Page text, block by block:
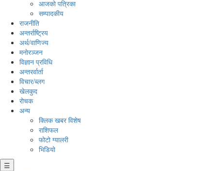
आजको पत्रिका
सम्पादकीय
राजनीति
अन्तर्राष्ट्रिय
अर्थ/वाणिज्य
मनाेरञ्जन
विज्ञान प्रविधि
अन्तरर्वार्ता
विचार/ब्लग
खेलकुद
रोचक
अन्य
क्लिक खबर विशेष
राशिफल
फोटो ग्यालरी
भिडियो
☰